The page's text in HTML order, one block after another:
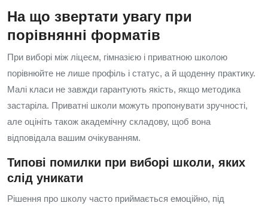
На що звертати увагу при
порівнянні форматів
При виборі між ліцеєм, гімназією і приватною школою
порівнюйте не лише профіль і статус, а й щоденну практику.
Малі класи не завжди гарантують якість, якщо методика
застаріла. Приватні школи можуть пропонувати зручності,
але оцініть також академічну складову, щоб вона
відповідала вашим очікуванням.
Типові помилки при виборі школи, яких
слід уникати
Рішення про школу часто приймається емоційно, під